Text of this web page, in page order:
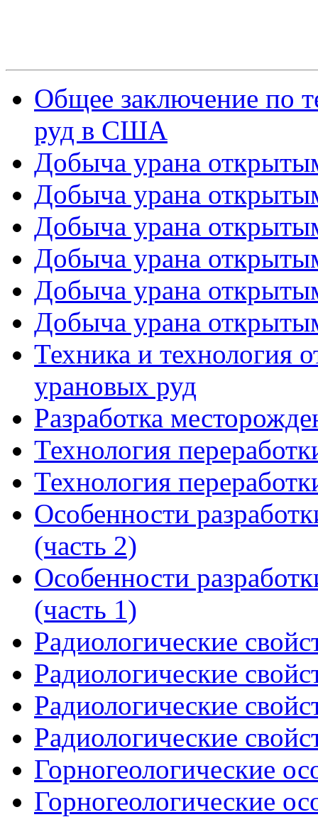
Общее заключение по
руд в США
Добыча урана
Добыча урана
Добыча урана
Добыча урана
Добыча урана
Добыча урана
Техника и технология
урановых руд
Разработка
Технология
Технология
Особенности
(часть 2)
Особенности
(часть 1)
Радиологические
Радиологические
Радиологические
Радиологические
Горногеологические
Горногеологические